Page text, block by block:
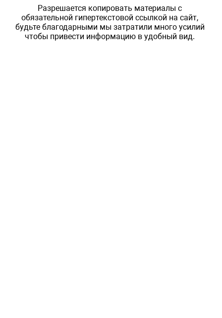
Разрешается копировать материалы с
обязательной гипертекстовой ссылкой на сайт,
будьте благодарными мы затратили много усилий
чтобы привести информацию в удобный вид.